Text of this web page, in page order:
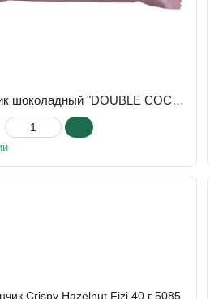
Батончик шоколадный "DOUBLE COCO" FIZI, 40 г